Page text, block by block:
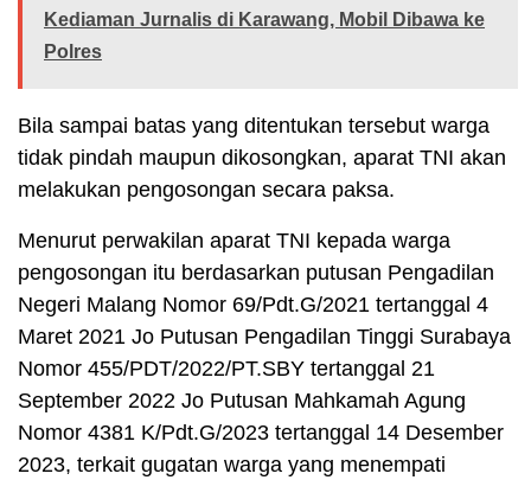
Kediaman Jurnalis di Karawang, Mobil Dibawa ke
Polres
Bila sampai batas yang ditentukan tersebut warga
tidak pindah maupun dikosongkan, aparat TNI akan
melakukan pengosongan secara paksa.
Menurut perwakilan aparat TNI kepada warga
pengosongan itu berdasarkan putusan Pengadilan
Negeri Malang Nomor 69/Pdt.G/2021 tertanggal 4
Maret 2021 Jo Putusan Pengadilan Tinggi Surabaya
Nomor 455/PDT/2022/PT.SBY tertanggal 21
September 2022 Jo Putusan Mahkamah Agung
Nomor 4381 K/Pdt.G/2023 tertanggal 14 Desember
2023, terkait gugatan warga yang menempati